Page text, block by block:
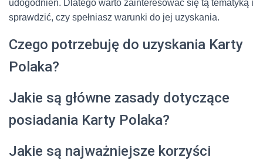
udogodnień. Dlatego warto zainteresować się tą tematyką i
sprawdzić, czy spełniasz warunki do jej uzyskania.
Czego potrzebuję do uzyskania Karty
Polaka?
Jakie są główne zasady dotyczące
posiadania Karty Polaka?
Jakie są najważniejsze korzyści